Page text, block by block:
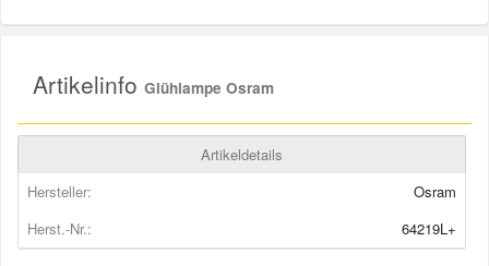
Artikelinfo Glühlampe Osram
Artikeldetails
Hersteller:
Osram
Herst.-Nr.:
64219L+
Mitsubishi Ersatzteile
Nissan Ersatzteile
Porsche Ersatzteile